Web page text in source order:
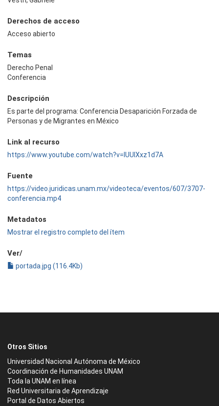
Derechos de acceso
Acceso abierto
Temas
Derecho Penal
Conferencia
Descripción
Es parte del programa: Conferencia Desaparición Forzada de
Personas y de Migrantes en México
Link al recurso
https://www.youtube.com/watch?v=lUUlXxz1d7A
Fuente
https://video.juridicas.unam.mx/videoteca/eventos/607/3707-
conferencia.mp4
Metadatos
Mostrar el registro completo del ítem
Ver/
portada.jpg (116.4Kb)
Otros Sitios
Universidad Nacional Autónoma de México
Coordinación de Humanidades UNAM
Toda la UNAM en línea
Red Universitaria de Aprendizaje
Portal de Datos Abiertos